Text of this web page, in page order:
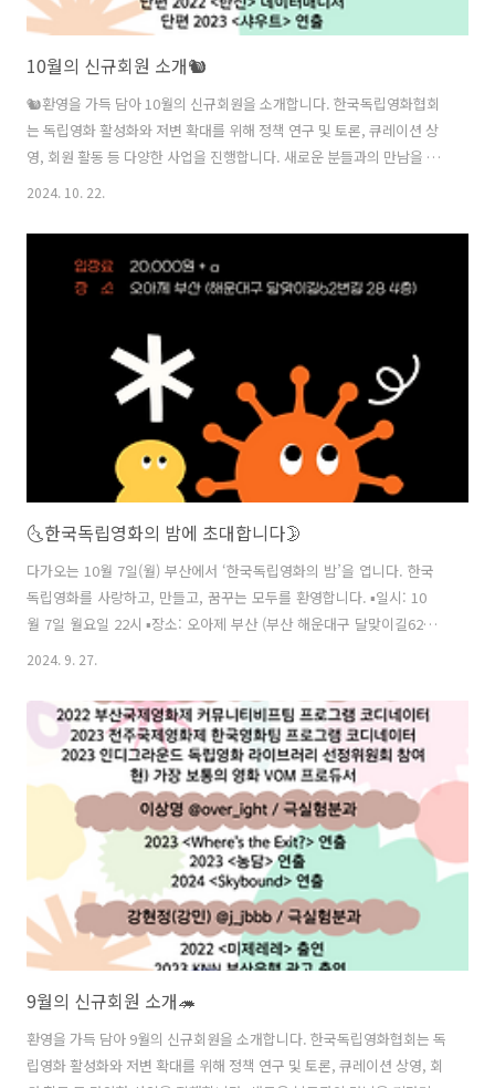
10월의 신규회원 소개🐿️
🐿️​환영을 가득 담아 10월의 신규회원을 소개합니다. 한국독립영화협회
는 독립영화 활성화와 저변 확대를 위해 정책 연구 및 토론, 큐레이션 상
영, 회원 활동 등 다양한 사업을 진행합니다. 새로운 분들과의 만남을 기
다리고 있으니 정회원 가입을 원하시는 분들은 아래의 링크를 참고해주
편 2016년 장편 2023년 🐿️ 김정연 / 극실험분과 단편 2016 연출 단
편 2017 연출 단편 2020 연출 단편 2020 연출 단편 2021 연출 단
편 2022 데이터매니저 단편 2023 연출 🐿️ 윤상정 (구파수 륜호이)
2024. 10. 22.
🌜한국독립영화의 밤에 초대합니다🌛
다가오는 10월 7일(월) 부산에서 ‘한국독립영화의 밤’을 엽니다. 한국
독립영화를 사랑하고, 만들고, 꿈꾸는 모두를 환영합니다. ▪️일시: 10
월 7일 월요일 22시 ▪️장소: 오아제 부산 (부산 해운대구 달맞이길62번
길 28 4층) ▪️입장료: 20,000원+a ➰주최: 한국독립영화협회 ➰협력: 서
2024. 9. 27.
9월의 신규회원 소개🦔
환영을 가득 담아 9월의 신규회원을 소개합니다. 한국독립영화협회는 독
립영화 활성화와 저변 확대를 위해 정책 연구 및 토론, 큐레이션 상영, 회